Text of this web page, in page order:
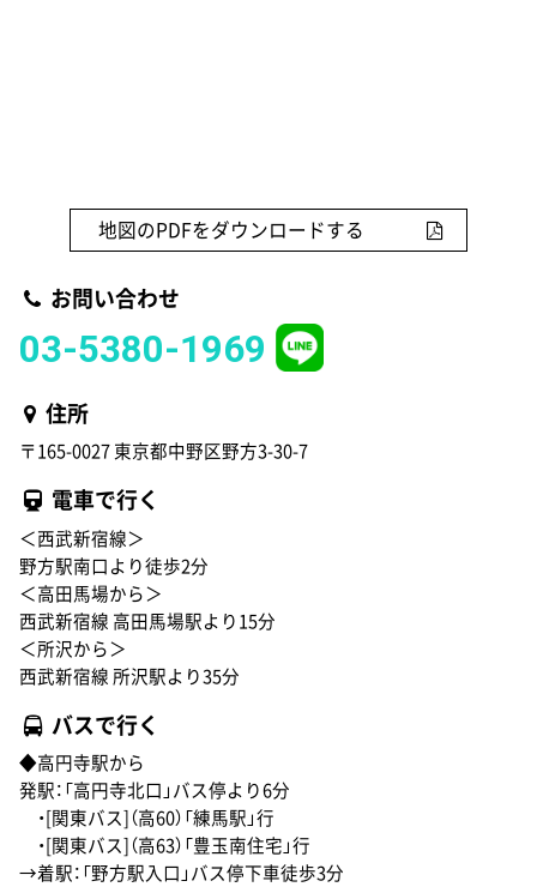
地図のPDFをダウンロードする
お問い合わせ
03-5380-1969
住所
〒165-0027 東京都中野区野方3-30-7
電車で行く
＜西武新宿線＞
野方駅南口より徒歩2分
＜高田馬場から＞
西武新宿線 高田馬場駅より15分
＜所沢から＞
西武新宿線 所沢駅より35分
バスで行く
◆高円寺駅から
発駅：「高円寺北口」バス停より6分
・[関東バス]（高60）「練馬駅」行
・[関東バス]（高63）「豊玉南住宅」行
→着駅：「野方駅入口」バス停下車徒歩3分